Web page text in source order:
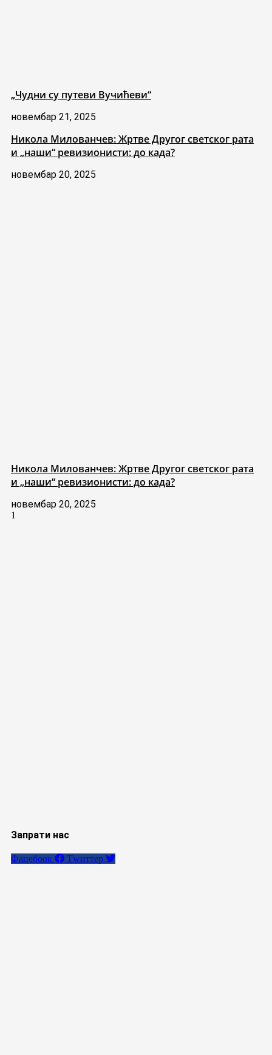
„Чудни су путеви Вучићеви“
новембар 21, 2025
Никола Милованчев: Жртве Другог светског рата
и „наши“ ревизионисти: до када?
новембар 20, 2025
Никола Милованчев: Жртве Другог светског рата
и „наши“ ревизионисти: до када?
новембар 20, 2025
Запрати нас
Фацебоок Тwиттер